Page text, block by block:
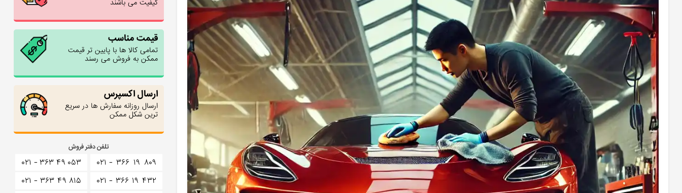
کیفیت می باشند
قیمت مناسب
تمامی کالا ها با پایین تر قیمت
ممکن به فروش می رسند
ارسال اکسپرس
ارسال روزانه سفارش ها در سریع
ترین شکل ممکن
تلفن دفتر فروش
۰۲۱ - ۳۶۶ ۱۹ ۸۰۹
۰۲۱ - ۳۶۶ ۱۹ ۴۳۲
۰۲۱ - ۳۶۳ ۴۹ ۰۵۳
۰۲۱ - ۳۶۳ ۴۹ ۸۱۵